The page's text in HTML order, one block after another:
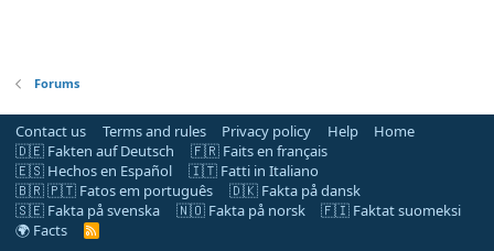
Forums
Contact us Terms and rules Privacy policy Help
Home
🇩🇪 Fakten auf Deutsch
🇫🇷 Faits en français
🇪🇸 Hechos en Español
🇮🇹 Fatti in Italiano
🇧🇷 🇵🇹 Fatos em português
🇩🇰 Fakta på dansk
🇸🇪 Fakta på svenska
🇳🇴 Fakta på norsk
🇫🇮 Faktat suomeksi
🌍 Facts
R